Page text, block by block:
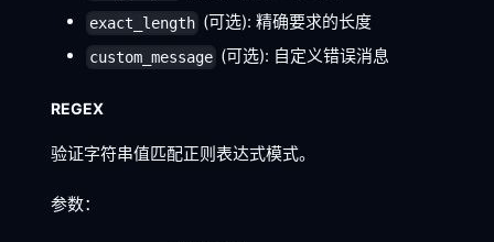
exact_length (可选): 精确要求的长度
custom_message (可选): 自定义错误消息
REGEX
验证字符串值匹配正则表达式模式。
参数：